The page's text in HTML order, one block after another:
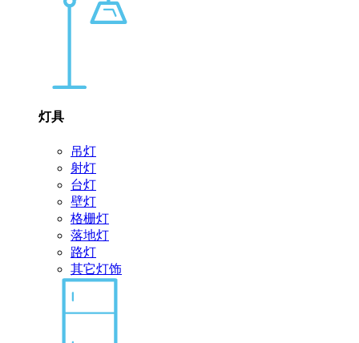
灯具
吊灯
射灯
台灯
壁灯
格栅灯
落地灯
路灯
其它灯饰